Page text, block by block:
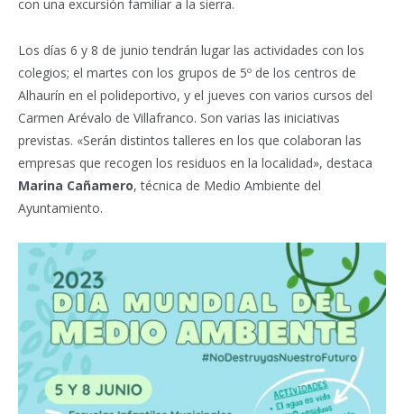
con una excursión familiar a la sierra.
Los días 6 y 8 de junio tendrán lugar las actividades con los
colegios; el martes con los grupos de 5º de los centros de
Alhaurín en el polideportivo, y el jueves con varios cursos del
Carmen Arévalo de Villafranco. Son varias las iniciativas
previstas. «Serán distintos talleres en los que colaboran las
empresas que recogen los residuos en la localidad», destaca
Marina Cañamero, técnica de Medio Ambiente del
Ayuntamiento.